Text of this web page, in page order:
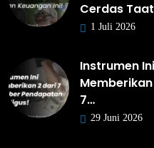
Cerdas
1 Juli 2026
Instrumen Ini
7…
29 Juni 2026